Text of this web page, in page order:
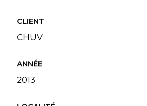
CLIENT
CHUV
ANNÉE
2013